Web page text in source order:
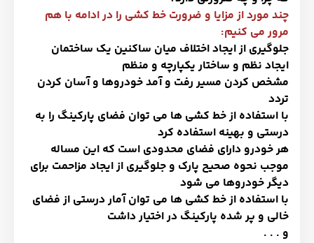
چند مورد از مزایا و ضرورت خط کشی را در ادامه با هم
مرور می کنیم:
جلوگیری از ایجاد اختلاف میان ساکنین یک ساختمان
ایجاد نظم و ساختار یکپارچه و منظم
مشخص کردن مسیر رفت و آمد خودروها و آسان کردن
تردد
با استفاده از خط کشی ها می توان فضای پارکینگ را به
درستی و بهینه استفاده کرد
هر خودرو دارای فضای محدودی است که این مساله
موجب نحوه صحیح پارک و جلوگیری از ایجاد مزاحمت برای
دیگر خودروها می شود
با استفاده از خط کشی ها می توان آمار درستی از فضای
خالی و پر شده پارکینگ در اختیار داشت
و . . .